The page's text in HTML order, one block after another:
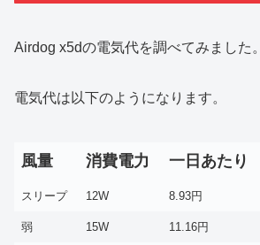
Airdog x5dの電気代を調べてみました。
電気代は以下のようになります。
風量 消費電力 一日あたり
スリープ 12W 8.93円
弱 15W 11.16円